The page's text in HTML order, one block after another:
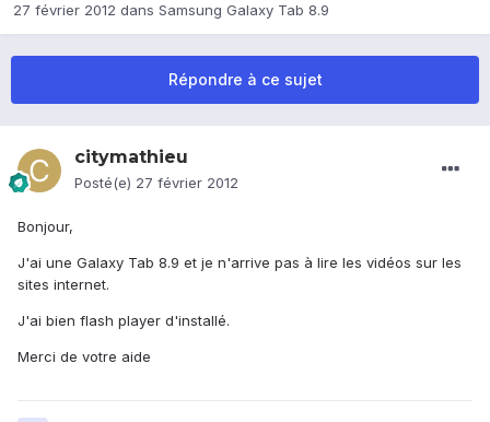
27 février 2012 dans Samsung Galaxy Tab 8.9
Répondre à ce sujet
citymathieu
Posté(e) 27 février 2012
Bonjour,
J'ai une Galaxy Tab 8.9 et je n'arrive pas à lire les vidéos sur les
sites internet.
J'ai bien flash player d'installé.
Merci de votre aide